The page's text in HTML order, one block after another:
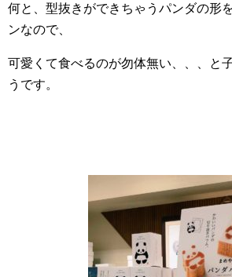
何と、型抜きができちゃうパンダの形
ンなので、
可愛くて食べるのが勿体無い、、、と
うです。